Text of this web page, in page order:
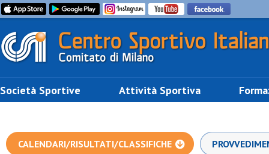
Società Sportive Attività Sportiva
CALENDARI/RISULTATI/CLASSIFICHE